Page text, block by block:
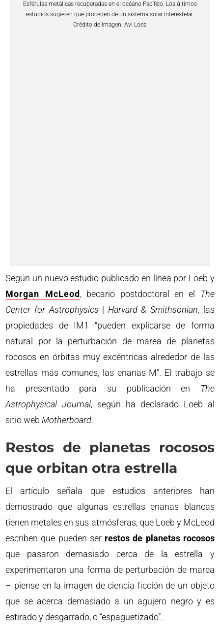
Esférulas metálicas recuperadas en el océano Pacífico. Los últimos
estudios sugieren que proceden de un sistema solar interestelar.
Crédito de imagen: Avi Loeb
Según un nuevo estudio publicado en línea por Loeb y
Morgan McLeod, becario postdoctoral en el The
Center for Astrophysics | Harvard & Smithsonian, las
propiedades de IM1 “pueden explicarse de forma
natural por la perturbación de marea de planetas
rocosos en órbitas muy excéntricas alrededor de las
estrellas más comunes, las enanas M”. El trabajo se
ha presentado para su publicación en The
Astrophysical Journal, según ha declarado Loeb al
sitio web Motherboard.
Restos de planetas rocosos
que orbitan otra estrella
El artículo señala que estudios anteriores han
demostrado que algunas estrellas enanas blancas
tienen metales en sus atmósferas, que Loeb y McLeod
escriben que pueden ser restos de planetas rocosos
que pasaron demasiado cerca de la estrella y
experimentaron una forma de perturbación de marea
– piense en la imagen de ciencia ficción de un objeto
que se acerca demasiado a un agujero negro y es
estirado y desgarrado, o “espaguetizado”.